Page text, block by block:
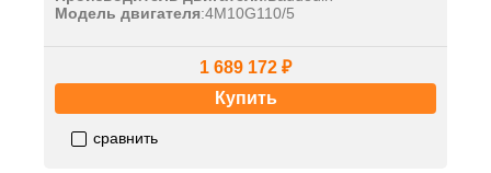
Модель двигателя:4M10G110/5
1 689 172 ₽
Купить
сравнить